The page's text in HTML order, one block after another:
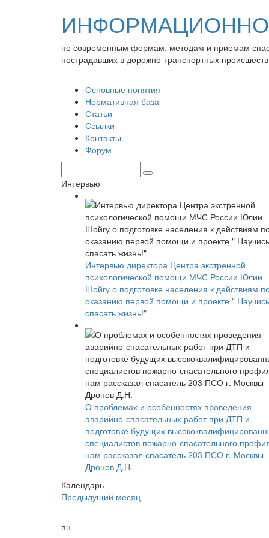
по современным формам, методам и приемам
пострадавших в дорожно-транспортных
Основные понятия
Нормативная база
Статьи
Ссылки
Контакты
Форум
Интервью
Интервью директора Центра экстренной
психологической помощи МЧС России Юлии
Шойгу о подготовке населения к действиям
оказанию первой помощи и проекте " Научись
спасать жизнь!"
О проблемах и особенностях проведения
аварийно-спасательных работ при ДТП и
подготовке будущих
специалистов пожарно-спасательного
нам рассказал спасатель 203 ПСО г. Москвы
Дронов Д.Н.
Календарь
Предыдущий месяц
пн